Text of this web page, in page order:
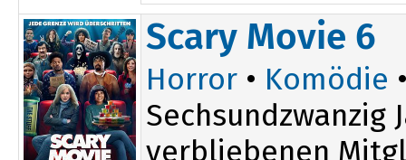
Scary Movie 6
Horror • Komödie
verbliebenen